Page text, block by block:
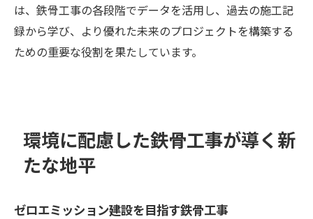
は、鉄骨工事の各段階でデータを活用し、過去の施工記
録から学び、より優れた未来のプロジェクトを構築する
ための重要な役割を果たしています。
環境に配慮した鉄骨工事が導く新
たな地平
ゼロエミッション建設を目指す鉄骨工事